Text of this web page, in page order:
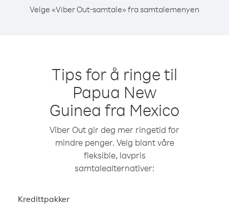
Velge «Viber Out-samtale» fra samtalemenyen
Tips for å ringe til
Papua New
Guinea fra Mexico
Viber Out gir deg mer ringetid for
mindre penger. Velg blant våre
fleksible, lavpris
samtalealternativer:
Kredittpakker